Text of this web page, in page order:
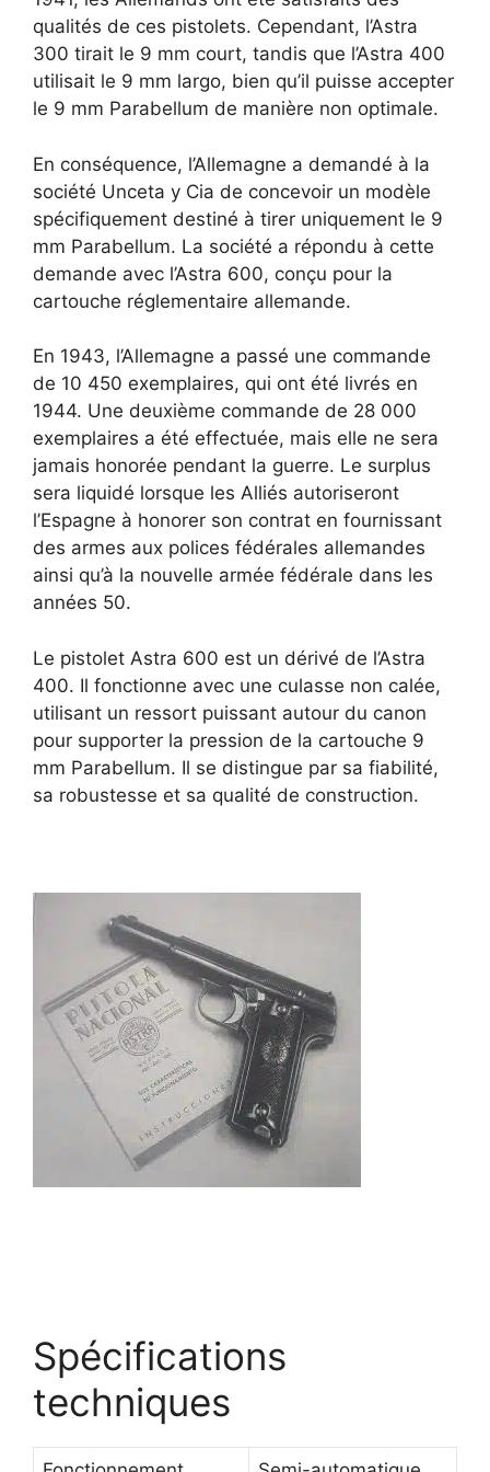
qualités de ces pistolets. Cependant, l’Astra
300 tirait le 9 mm court, tandis que l’Astra 400
utilisait le 9 mm largo, bien qu’il puisse accepter
le 9 mm Parabellum de manière non optimale.
En conséquence, l’Allemagne a demandé à la
société Unceta y Cia de concevoir un modèle
spécifiquement destiné à tirer uniquement le 9
mm Parabellum. La société a répondu à cette
demande avec l’Astra 600, conçu pour la
cartouche réglementaire allemande.
En 1943, l’Allemagne a passé une commande
de 10 450 exemplaires, qui ont été livrés en
1944. Une deuxième commande de 28 000
exemplaires a été effectuée, mais elle ne sera
jamais honorée pendant la guerre. Le surplus
sera liquidé lorsque les Alliés autoriseront
l’Espagne à honorer son contrat en fournissant
des armes aux polices fédérales allemandes
ainsi qu’à la nouvelle armée fédérale dans les
années 50.
Le pistolet Astra 600 est un dérivé de l’Astra
400. Il fonctionne avec une culasse non calée,
utilisant un ressort puissant autour du canon
pour supporter la pression de la cartouche 9
mm Parabellum. Il se distingue par sa fiabilité,
sa robustesse et sa qualité de construction.
Spécifications
techniques